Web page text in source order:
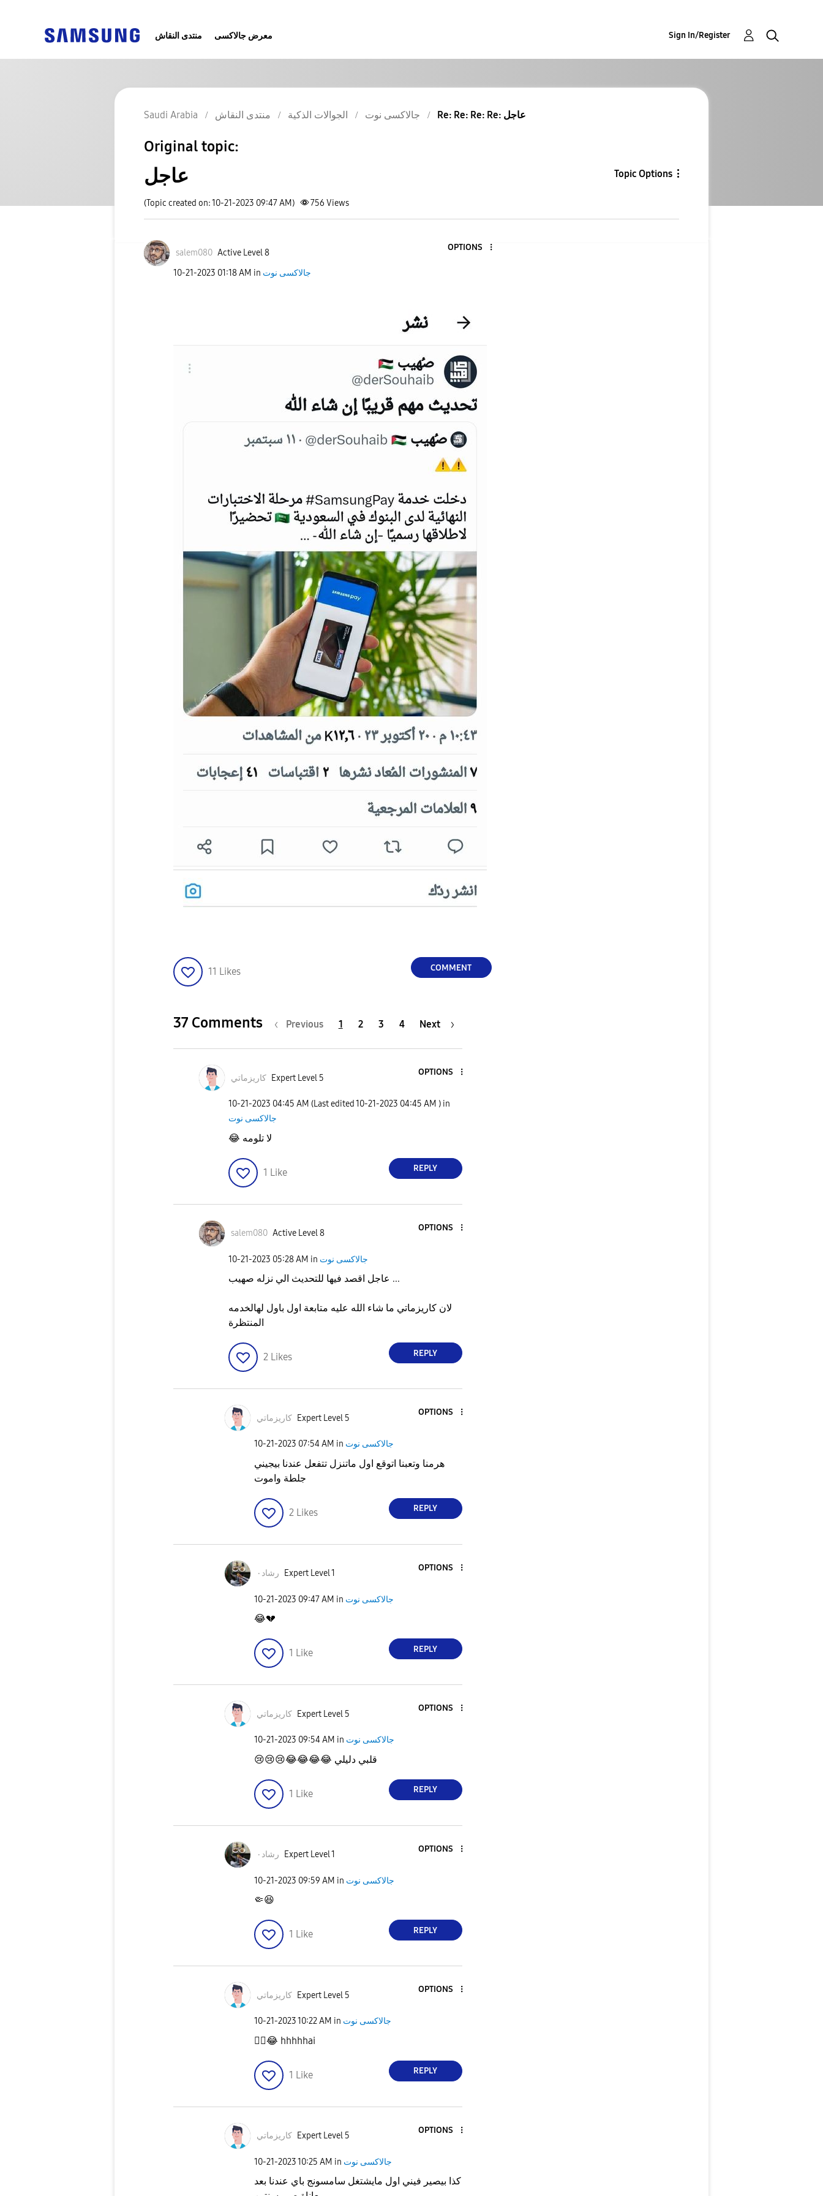
منتدى النقاش معرض جالاكسى Sign In/Register
Saudi Arabia منتدى النقاش الجوالات الذكية جالاكسى نوت Re: Re: Re: Re: عاجل
Original topic:
عاجل Topic Options
(Topic created on: 10-21-2023 09:47 AM) 756 Views
salem080 Active Level 8
OPTIONS
‎10-21-2023 01:18 AM in جالاكسى نوت
11 Likes COMMENT
37 Comments Previous 1 2 3 4 Next
كاريزماتي Expert Level 5
OPTIONS
‎10-21-2023 04:45 AM (Last edited ‎10-21-2023 04:45 AM ) in
جالاكسى نوت
😂 لا تلومه
1 Like REPLY
salem080 Active Level 8
OPTIONS
‎10-21-2023 05:28 AM in جالاكسى نوت
عاجل اقصد فيها للتحديث الي نزله صهيب ...
لان كاريزماتي ما شاء الله عليه متابعة اول باول لهالخدمه
المنتظرة
2 Likes REPLY
كاريزماتي Expert Level 5
OPTIONS
‎10-21-2023 07:54 AM in جالاكسى نوت
هرمنا وتعبنا اتوقع اول ماتنزل تتفعل عندنا بيجيني
جلطة واموت
2 Likes REPLY
رشاد٠ Expert Level 1
OPTIONS
‎10-21-2023 09:47 AM in جالاكسى نوت
😂💔
1 Like REPLY
كاريزماتي Expert Level 5
OPTIONS
‎10-21-2023 09:54 AM in جالاكسى نوت
😢😢😢😂😂😂😂 قلبي دليلي
1 Like REPLY
رشاد٠ Expert Level 1
OPTIONS
‎10-21-2023 09:59 AM in جالاكسى نوت
🤏😆
1 Like REPLY
كاريزماتي Expert Level 5
OPTIONS
‎10-21-202310:22 AM in جالاكسى نوت
👍🏻😂 hhhhhai
1 Like REPLY
كاريزماتي Expert Level 5
OPTIONS
‎10-21-202310:25 AM in جالاكسى نوت
كذا بيصير فيني اول مايشتغل سامسونج باي عندنا بعد